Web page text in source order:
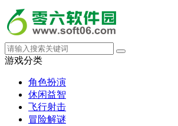
游戏分类
角色扮演
休闲益智
飞行射击
冒险解谜